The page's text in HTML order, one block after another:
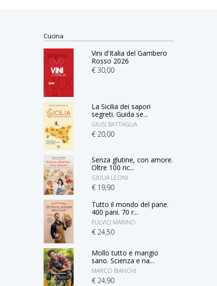
Cucina
Vini d'Italia del Gambero
Rosso 2026
€ 30,00
La Sicilia dei sapori
segreti. Guida se...
GIUSI BATTAGLIA
€ 20,00
Senza glutine, con amore.
Oltre 100 ric...
GIULIA LEONI
€ 19,90
Tutto il mondo del pane.
400 pani. 70 r...
FULVIO MARINO
€ 24,50
Mollo tutto e mangio
sano. Scienza e na...
MARCO BIANCHI
€ 24,90